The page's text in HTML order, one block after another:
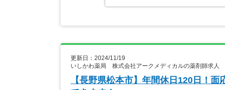
更新日：2024/11/19
いしかわ薬局 株式会社アークメディカルの薬剤師求人
【長野県松本市】年間休日120日！